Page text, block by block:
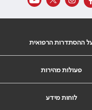
ההסתדרות הרפואית
פעולות מהירות
לוחות מידע